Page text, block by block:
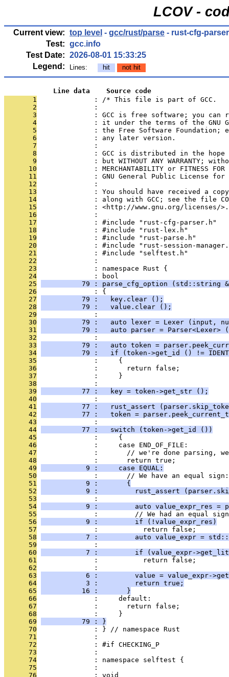
LCOV -
Current view: top level - gcc/rust/parse - rust-cfg-
Test: gcc.info
Test Date: 2026-08-01 15:33:25
Legend:
Lines: hit not hit
            Line data    Source code
       1
              : /* This file is part of GCC.
       2
              :
       3
: GCC is free software; you can
       4
: it under the terms of the GNU
       5
: the Free Software Foundation;
       6
              : any later version.
       7
              :
       8
: GCC is distributed in the hope
       9
: but WITHOUT ANY WARRANTY;
      10
: MERCHANTABILITY or FITNESS
      11
: GNU General Public License for
      12
              :
      13
: You should have received a
      14
: along with GCC; see the file
      15
: <http://www.gnu.org/licenses/
      16
              :
      17
              : #include "rust-cfg-parser.h"
      18
              : #include "rust-lex.h"
      19
              : #include "rust-parse.h"
      20
: #include "rust-session-
      21
              : #include "selftest.h"
      22
              :
      23
              : namespace Rust {
      24
              : bool
      25
79 : parse_cfg_option (std::string
      26
              : {
      27
          79 :   key.clear ();
      28
          79 :   value.clear ();
      29
              :
      30
79 :   auto lexer = Lexer (input,
      31
79 :   auto parser = Parser<Lexer>
      32
              :
      33
79 :   auto token =
      34
79 :   if (token->get_id () !=
      35
              :     {
      36
              :       return false;
      37
              :     }
      38
              :
      39
          77 :   key = token->get_str ();
      40
              :
      41
77 :   rust_assert
      42
77 :   token =
      43
              :
      44
          77 :   switch (token->get_id ())
      45
              :     {
      46
              :     case END_OF_FILE:
      47
:       // we're done parsing,
      48
              :       return true;
      49
           9 :     case EQUAL:
      50
:       // We have an equal
      51
           9 :       {
      52
9 :         rust_assert
      53
              :
      54
9 :         auto value_expr_res =
      55
:         // We had an equal
      56
           9 :         if (!value_expr_res)
      57
              :           return false;
      58
7 :         auto value_expr =
      59
              :
      60
7 :         if (value_expr-
      61
              :           return false;
      62
              :
      63
6 :         value = value_expr-
      64
           3 :         return true;
      65
          16 :       }
      66
              :     default:
      67
              :       return false;
      68
              :     }
      69
          79 : }
      70
              : } // namespace Rust
      71
              :
      72
              : #if CHECKING_P
      73
              :
      74
              : namespace selftest {
      75
              :
      76
              : void